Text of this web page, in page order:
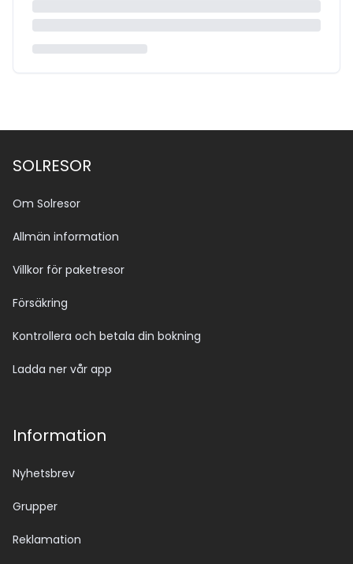
SOLRESOR
Om Solresor
Allmän information
Villkor för paketresor
Försäkring
Kontrollera och betala din bokning
Ladda ner vår app
Information
Nyhetsbrev
Grupper
Reklamation